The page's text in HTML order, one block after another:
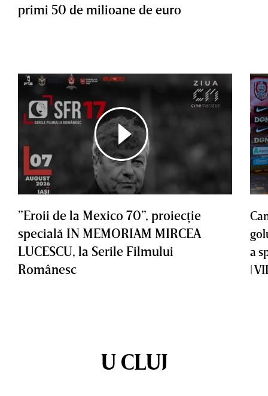
primi 50 de milioane de euro
”Eroii de la Mexico 70”, proiecţie
specială IN MEMORIAM MIRCEA
LUCESCU, la Serile Filmului
Românesc
a
|
U CLUJ